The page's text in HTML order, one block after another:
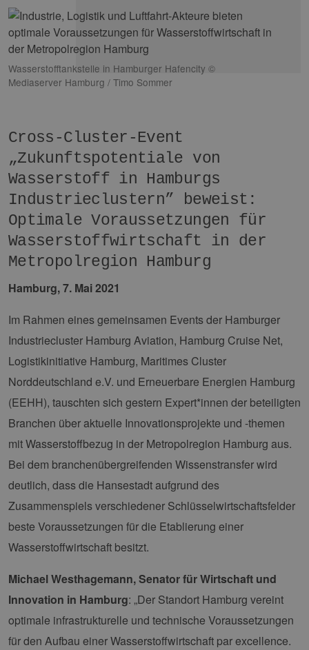
Wasserstofftankstelle in Hamburger Hafencity ©
Mediaserver Hamburg / Timo Sommer
Cross-Cluster-Event
„Zukunftspotentiale von
Wasserstoff in Hamburgs
Industrieclustern” beweist:
Optimale Voraussetzungen für
Wasserstoffwirtschaft in der
Metropolregion Hamburg
Hamburg, 7. Mai 2021
Im Rahmen eines gemeinsamen Events der Hamburger
Industriecluster Hamburg Aviation, Hamburg Cruise Net,
Logistikinitiative Hamburg, Maritimes Cluster
Norddeutschland e.V. und Erneuerbare Energien Hamburg
(EEHH), tauschten sich gestern Expert*innen der beteiligten
Branchen über aktuelle Innovationsprojekte und -themen
mit Wasserstoffbezug in der Metropolregion Hamburg aus.
Bei dem branchenübergreifenden Wissenstransfer wird
deutlich, dass die Hansestadt aufgrund des
Zusammenspiels verschiedener Schlüsselwirtschaftsfelder
beste Voraussetzungen für die Etablierung einer
Wasserstoffwirtschaft besitzt.
Michael Westhagemann, Senator für Wirtschaft und
Innovation in Hamburg: „Der Standort Hamburg vereint
optimale infrastrukturelle und technische Voraussetzungen
für den Aufbau einer Wasserstoffwirtschaft par excellence.